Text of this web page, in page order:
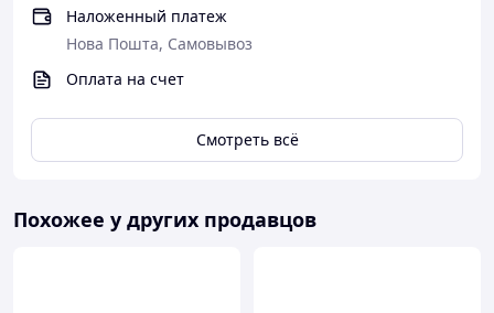
Наложенный платеж
Нова Пошта, Самовывоз
Оплата на счет
Смотреть всё
Похожее у других продавцов